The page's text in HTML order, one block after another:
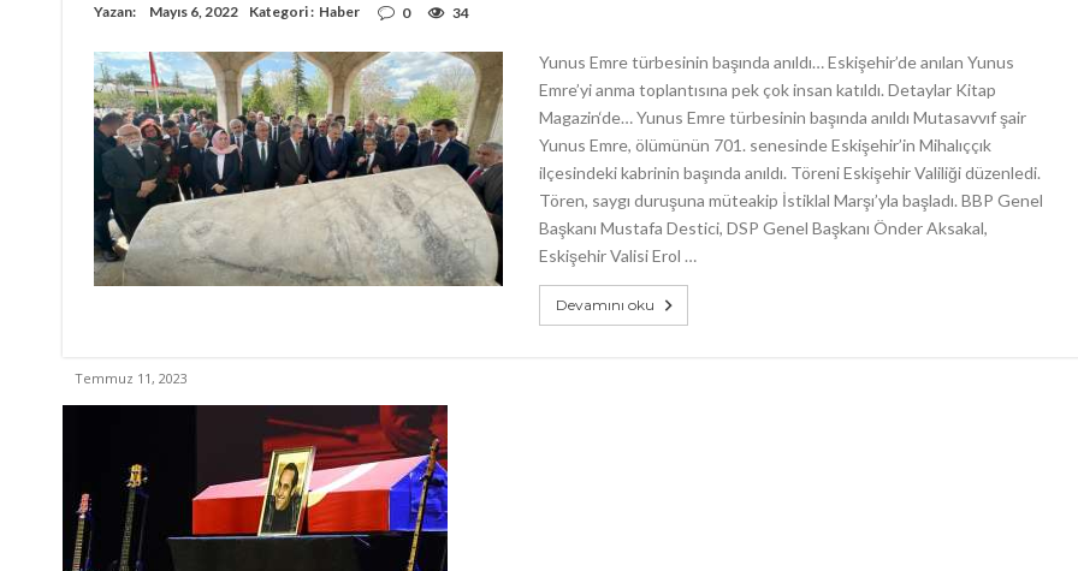
Yazan: Mayıs 6, 2022 Kategori : Haber 0 34
Yunus Emre türbesinin başında anıldı… Eskişehir’de anılan Yunus
Emre’yi anma toplantısına pek çok insan katıldı. Detaylar Kitap
Magazin‘de… Yunus Emre türbesinin başında anıldı Mutasavvıf şair
Yunus Emre, ölümünün 701. senesinde Eskişehir’in Mihalıççık
ilçesindeki kabrinin başında anıldı. Töreni Eskişehir Valiliği düzenledi.
Tören, saygı duruşuna müteakip İstiklal Marşı’yla başladı. BBP Genel
Başkanı Mustafa Destici, DSP Genel Başkanı Önder Aksakal,
Eskişehir Valisi Erol …
Devamını oku
Temmuz 11, 2023